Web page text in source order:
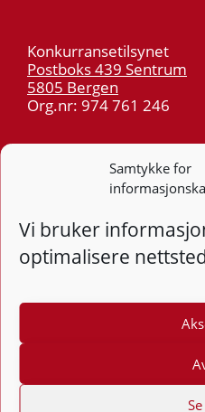
Samtykke for
Vi bruker
optimalisere
Konkurransetilsynet
Postboks 439 Sentrum
5805 Bergen
Org.nr: 974 761 246
post@kt.no